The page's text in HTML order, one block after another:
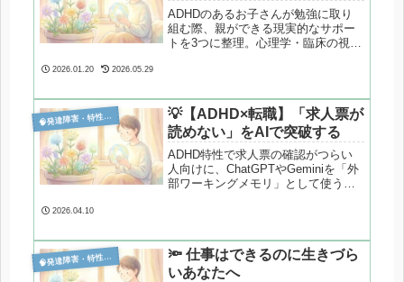
ADHDのあるお子さんが勉強に取り
組む際、親ができる現実的なサポー
トを3つに整理。心理学・臨床の視点
2026.01.20 2026.05.29

発達障害・特性分析
💡【ADHD×転職】「求人票が
読めない」をAIで突破する
ADHD特性で求人票の確認がつらい
人向けに、ChatGPTやGeminiを「外
部ワーキングメモリ」として使う安
2026.04.10

発達障害・特性分析
🔦 仕事はできるのに生きづら
いあなたへ